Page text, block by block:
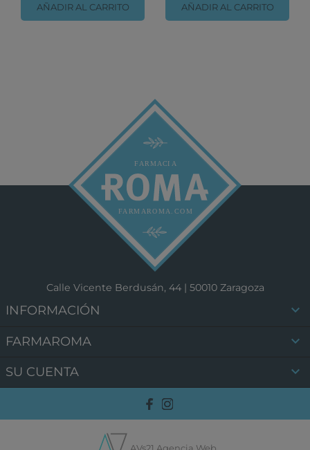
AÑADIR AL CARRITO AÑADIR AL CARRITO
Calle Vicente Berdusán, 44 | 50010 Zaragoza
INFORMACIÓN 
FARMAROMA 
SU CUENTA 